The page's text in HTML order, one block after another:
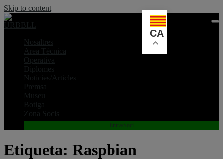
Skip to content
Nosaltres
Area Tècnica
Operativa
Diplomes
Noticies/Articles
Premsa
Museu
Botiga
Zona Socis
Entra/Soci
Etiqueta: Raspbian
CA